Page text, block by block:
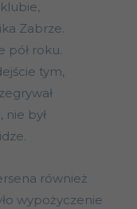
Zabrze.
pół roku.
tym,
nie był
również
wypożyczenie